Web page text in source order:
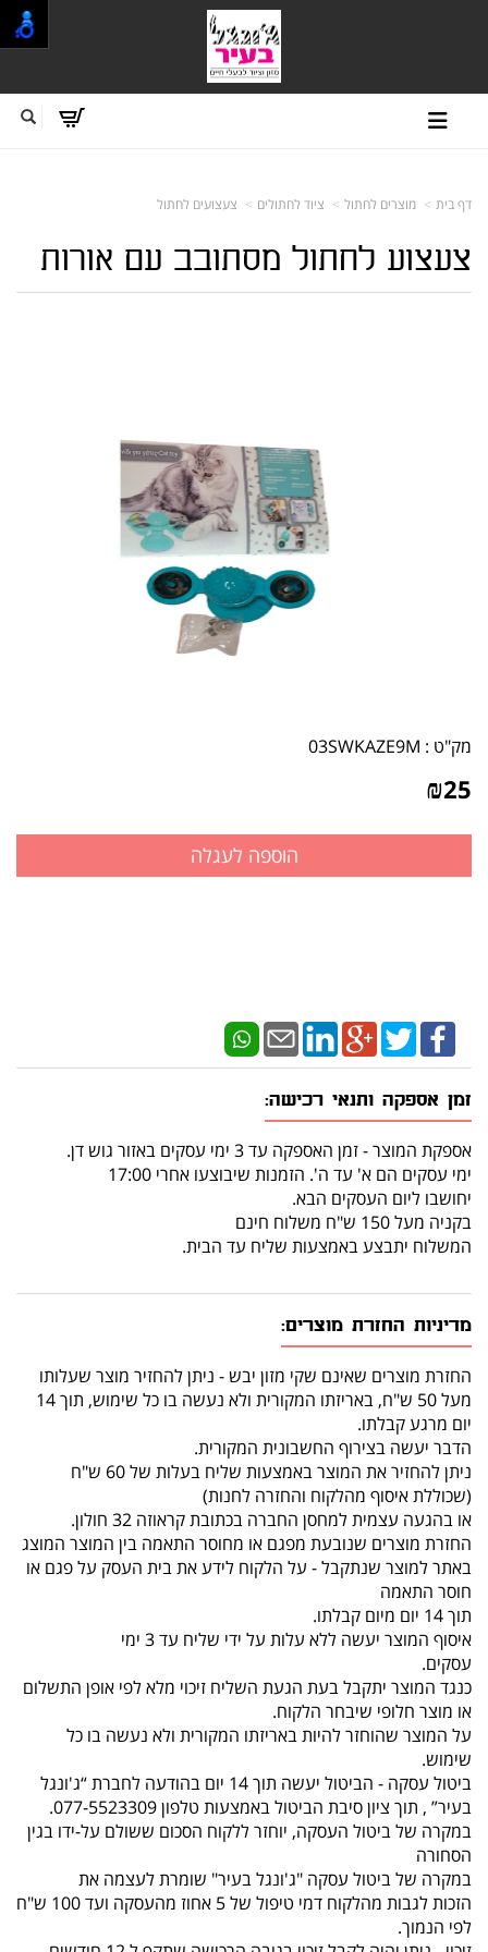
דף בית מוצרים לחתול ציוד לחתולים צעצועים לחתול
צעצוע לחתול מסתובב עם אורות
מק"ט : 03SWKAZE9M
₪25
זמן אספקה ותנאי רכישה:
אספקת המוצר - זמן האספקה עד 3 ימי עסקים באזור גוש דן.
ימי עסקים הם א' עד ה'. הזמנות שיבוצעו אחרי 17:00
יחושבו ליום העסקים הבא.
בקניה מעל 150 ש"ח משלוח חינם
המשלוח יתבצע באמצעות שליח עד הבית.
מדיניות החזרת מוצרים:
החזרת מוצרים שאינם שקי מזון יבש - ניתן להחזיר מוצר שעלותו
מעל 50 ש"ח, באריזתו המקורית ולא נעשה בו כל שימוש, תוך 14
יום מרגע קבלתו.
הדבר יעשה בצירוף החשבונית המקורית.
ניתן להחזיר את המוצר באמצעות שליח בעלות של 60 ש"ח
(שכוללת איסוף מהלקוח והחזרה לחנות)
או בהגעה עצמית למחסן החברה בכתובת קראוזה 32 חולון.
החזרת מוצרים שנובעת מפגם או מחוסר התאמה בין המוצר המוצג
באתר למוצר שנתקבל - על הלקוח לידע את בית העסק על פגם או
חוסר התאמה
תוך 14 יום מיום קבלתו.
איסוף המוצר יעשה ללא עלות על ידי שליח עד 3 ימי
עסקים.
כנגד המוצר יתקבל בעת הגעת השליח זיכוי מלא לפי אופן התשלום
או מוצר חלופי שיבחר הלקוח.
על המוצר שהוחזר להיות באריזתו המקורית ולא נעשה בו כל
שימוש.
ביטול עסקה - הביטול יעשה תוך 14 יום בהודעה לחברת “ג'ונגל
בעיר” , תוך ציון סיבת הביטול באמצעות טלפון 077-5523309.
במקרה של ביטול העסקה, יוחזר ללקוח הסכום ששולם על-ידו בגין
הסחורה
במקרה של ביטול עסקה "ג'ונגל בעיר" שומרת לעצמה את
הזכות לגבות מהלקוח דמי טיפול של 5 אחוז מהעסקה ועד 100 ש"ח
לפי הנמוך.